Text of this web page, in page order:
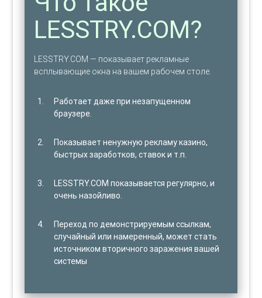
LESSTRY.COM?
LESSTRY.COM — показывает рекламные
всплывающие окна на вашем рабочем столе.
Работает даже при незапущенном
браузере.
Показывает ненужную рекламу казино,
быстрых заработков, ставок и т.п.
LESSTRY.COM показывается регулярно, и
очень назойливо.
Переход по демонстрируемым ссылкам,
случайный или намеренный, может стать
источником вторичного заражения вашей
системы